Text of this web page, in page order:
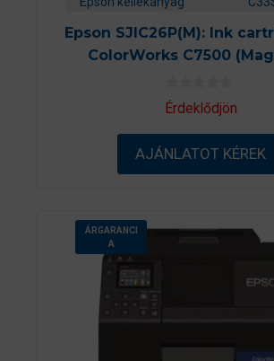
Epson SJIC26P(M): Ink
ColorWorks C7500
0
a
-
ő
Érdeklődjön
AJÁNLATOT KÉREK
ÁRGARANCI
A